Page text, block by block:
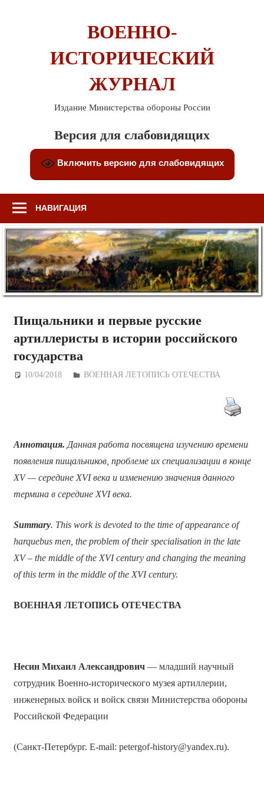
ВОЕННО-
ИСТОРИЧЕСКИЙ
ЖУРНАЛ
Издание Министерства обороны России
Версия для слабовидящих
Включить версию для слабовидящих
НАВИГАЦИЯ
Пищальники и первые русские
артиллеристы в истории российского
государства
10/04/2018 Дежурный по Редакции
ВОЕННАЯ ЛЕТОПИСЬ ОТЕЧЕСТВА
Аннотация. Данная работа посвящена изучению времени
появления пищальников, проблеме их специализации в конце
XV — середине XVI века и изменению значения данного
термина в середине XVI века.
Summary. This work is devoted to the time of appearance of
harquebus men, the problem of their specialisation in the late
XV – the middle of the XVI century and changing the meaning
of this term in the middle of the XVI century.
ВОЕННАЯ ЛЕТОПИСЬ ОТЕЧЕСТВА
Несин Михаил Александрович— младший научный
сотрудник Военно-исторического музея артиллерии,
инженерных войск и войск связи Министерства обороны
Российской Федерации
(Санкт-Петербург. E-mail: petergof-history@yandex.ru).